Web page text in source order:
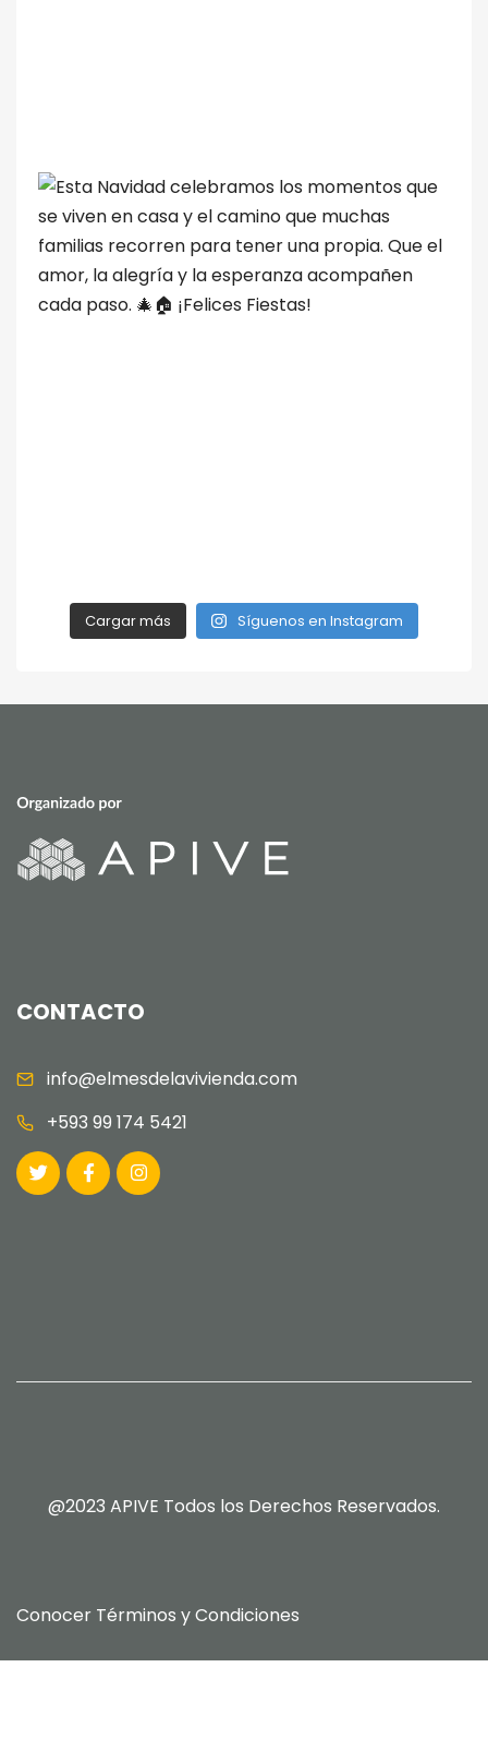
Cargar más Síguenos en Instagram
CONTACTO
info@elmesdelavivienda.com
+593 99 174 5421
@2023 APIVE Todos los Derechos Reservados.
Conocer Términos y Condiciones